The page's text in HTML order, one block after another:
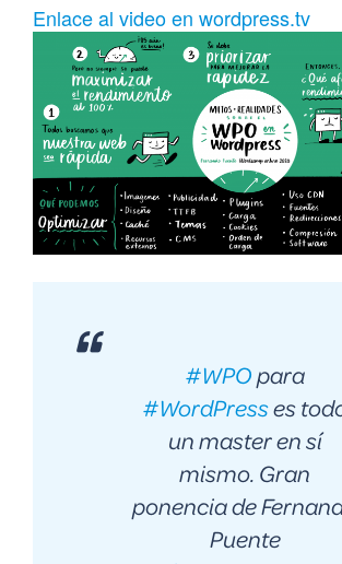
Enlace al video en wordpress.tv
#WPOpara
#WordPresses
un master en sí
mismo. Gran
ponencia de
Puente